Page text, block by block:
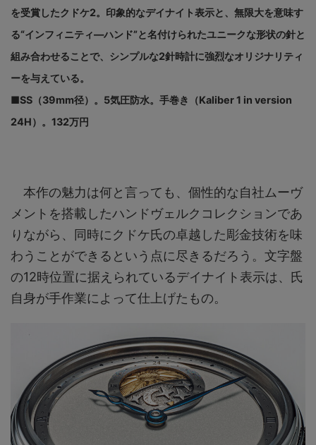
を受賞したクドケ2。印象的なデイナイト表示と、無限大を意味す
る“インフィニティ―ハンド”と名付けられたユニークな形状の針と
組み合わせることで、シンプルな2針時計に強烈なオリジナリティ
ーを与えている。
■SS（39mm径）。5気圧防水。手巻き（Kaliber 1 in version
24H）。132万円
本作の魅力は何と言っても、個性的な自社ムーヴ
メントを搭載したハンドヴェルクコレクションであ
りながら、同時にクドケ氏の卓越した彫金技術を味
わうことができるという点に尽きるだろう。文字盤
の12時位置に据えられているデイナイト表示は、氏
自身が手作業によって仕上げたもの。